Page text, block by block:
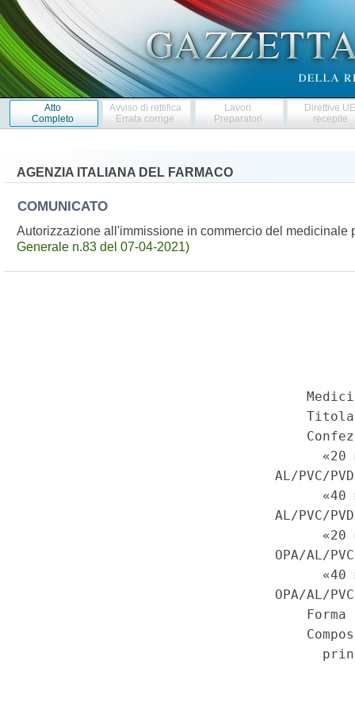
Atto
Completo
Avviso di rettifica
Errata corrige
Lavori
Preparatori
Direttive
recepite
AGENZIA ITALIANA DEL FARMACO
COMUNICATO
Autorizzazione all'immissione in commercio del medicinale
Generale n.83 del 07-04-2021)